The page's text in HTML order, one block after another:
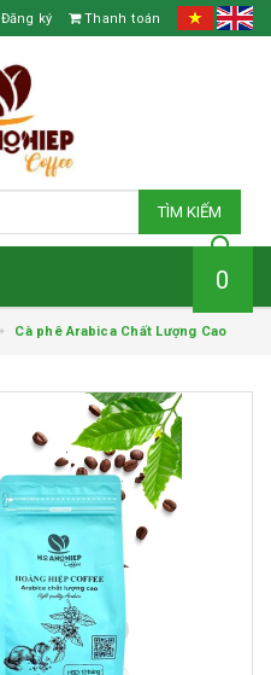
Đăng ký Thanh toán
TÌM KIẾM
0
Cà phê Arabica Chất Lượng Cao